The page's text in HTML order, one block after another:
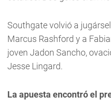
Southgate volvió a
Marcus Rashford y a
joven Jadon Sancho,
Jesse Lingard.
La apuesta encontró el